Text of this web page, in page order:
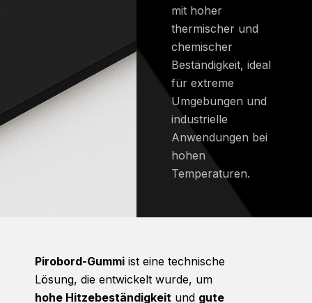
mit hoher
thermischer und
chemischer
Beständigkeit, ideal
für extreme
Umgebungen und
industrielle
Anwendungen bei
hohen
Temperaturen.
Pirobord-Gummi ist eine technische
Lösung, die entwickelt wurde, um
hohe Hitzebeständigkeit und gute